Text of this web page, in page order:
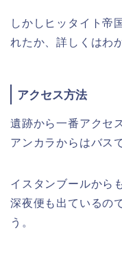
しかしヒッタイト帝
れたか、詳しくはわ
アクセス方法
遺跡から一番アクセ
アンカラからはバス
イスタンブールから
深夜便も出ているの
う。